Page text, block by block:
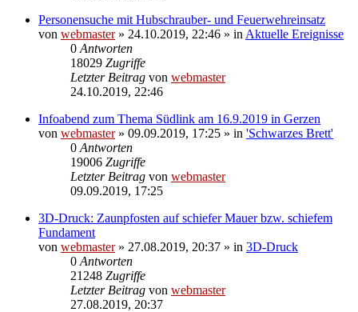
Personensuche mit Hubschrauber- und Feuerwehreinsatz
von webmaster» 24.10.2019, 22:46 » in Aktuelle Ereignisse
0 Antworten
18029 Zugriffe
Letzter Beitrag von webmaster
24.10.2019, 22:46
Infoabend zum Thema Südlink am 16.9.2019 in Gerzen
von webmaster» 09.09.2019, 17:25 » in 'Schwarzes Brett'
0 Antworten
19006 Zugriffe
Letzter Beitrag von webmaster
09.09.2019, 17:25
3D-Druck: Zaunpfosten auf schiefer Mauer bzw. schiefem
Fundament
von webmaster» 27.08.2019, 20:37 » in 3D-Druck
0 Antworten
21248 Zugriffe
Letzter Beitrag von webmaster
27.08.2019, 20:37